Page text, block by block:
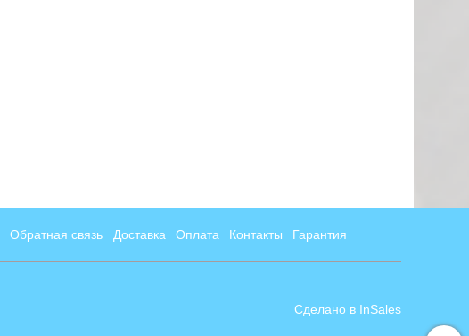
Обратная связь Доставка Оплата Контакты Гарантия
Сделано в InSales